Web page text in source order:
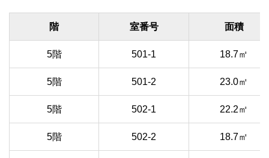
階 室番号 面積
5階 501-1 18.7㎡
5階 501-2 23.0㎡
5階 502-1 22.2㎡
5階 502-2 18.7㎡